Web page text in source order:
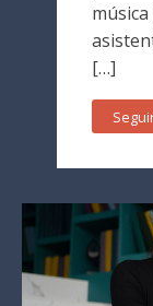
[…]